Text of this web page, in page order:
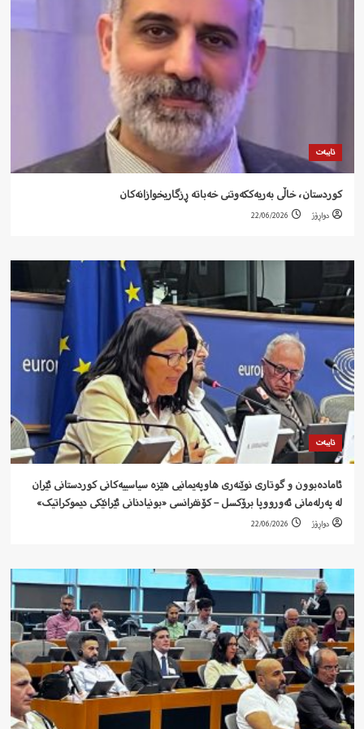
تایبەت
کوردستان، خاڵی بەریەککەوتنی خەباتە ڕزگاریخوازانەکان
دواڕۆژ 22/06/2026
تایبەت
ئامادەبوون و گوتاری نوێنەری هاوپەیمانیی هێزە سیاسییەکانی کوردستانی ئێران
لە پەرلەمانی ئەورووپا برۆکسل – کۆنفرانسی «بونیادنانی ئێرانێکی دیموکراتیک»
دواڕۆژ 22/06/2026